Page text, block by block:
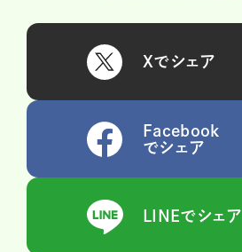
Xでシェア
Facebook
でシェア
LINEでシェア